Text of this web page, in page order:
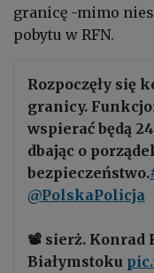
granicę -mimo
pobytu w RFN.
Rozpoczęły się
granicy.
wspierać będą
dbając o
bezpieczeństwo.
@PolskaPolicja
📽 sierż. Konrad
Białymstoku